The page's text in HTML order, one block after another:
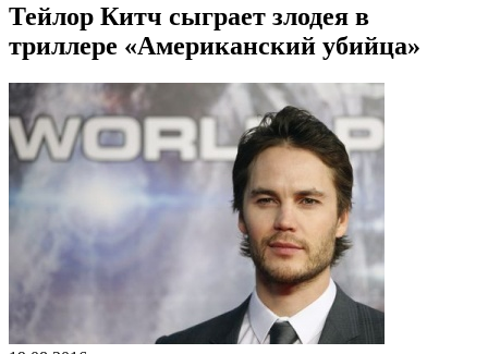
Тейлор Китч сыграет злодея в
триллере «Американский убийца»